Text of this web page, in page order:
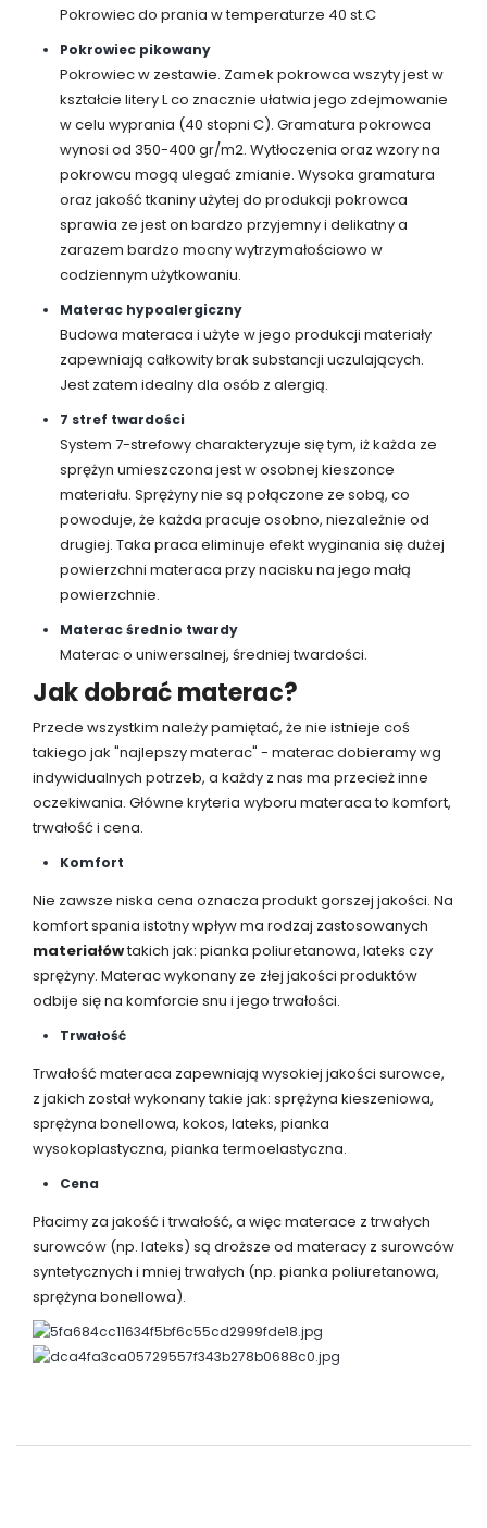
Pokrowiec do prania w temperaturze 40 st.C
Pokrowiec pikowany
Pokrowiec w zestawie. Zamek pokrowca wszyty jest w
kształcie litery L co znacznie ułatwia jego zdejmowanie
w celu wyprania (40 stopni C). Gramatura pokrowca
wynosi od 350-400 gr/m2. Wytłoczenia oraz wzory na
pokrowcu mogą ulegać zmianie. Wysoka gramatura
oraz jakość tkaniny użytej do produkcji pokrowca
sprawia ze jest on bardzo przyjemny i delikatny a
zarazem bardzo mocny wytrzymałościowo w
codziennym użytkowaniu.
Materac hypoalergiczny
Budowa materaca i użyte w jego produkcji materiały
zapewniają całkowity brak substancji uczulających.
Jest zatem idealny dla osób z alergią.
7 stref twardości
System 7-strefowy charakteryzuje się tym, iż każda ze
sprężyn umieszczona jest w osobnej kieszonce
materiału. Sprężyny nie są połączone ze sobą, co
powoduje, że każda pracuje osobno, niezależnie od
drugiej. Taka praca eliminuje efekt wyginania się dużej
powierzchni materaca przy nacisku na jego małą
powierzchnie.
Materac średnio twardy
Materac o uniwersalnej, średniej twardości.
Jak dobrać materac?
Przede wszystkim należy pamiętać, że nie istnieje coś
takiego jak "najlepszy materac" - materac dobieramy wg
indywidualnych potrzeb, a każdy z nas ma przecież inne
oczekiwania. Główne kryteria wyboru materaca to komfort,
trwałość i cena.
Komfort
Nie zawsze niska cena oznacza produkt gorszej jakości. Na
komfort spania istotny wpływ ma rodzaj zastosowanych
materiałówtakich jak: pianka poliuretanowa, lateks czy
sprężyny. Materac wykonany ze złej jakości produktów
odbije się na komforcie snu i jego trwałości.
Trwałość
Trwałość materaca zapewniają wysokiej jakości surowce,
z jakich został wykonany takie jak: sprężyna kieszeniowa,
sprężyna bonellowa, kokos, lateks, pianka
wysokoplastyczna, pianka termoelastyczna.
Cena
Płacimy za jakość i trwałość, a więc materace z trwałych
surowców (np. lateks) są droższe od materacy z surowców
syntetycznych i mniej trwałych (np. pianka poliuretanowa,
sprężyna bonellowa).